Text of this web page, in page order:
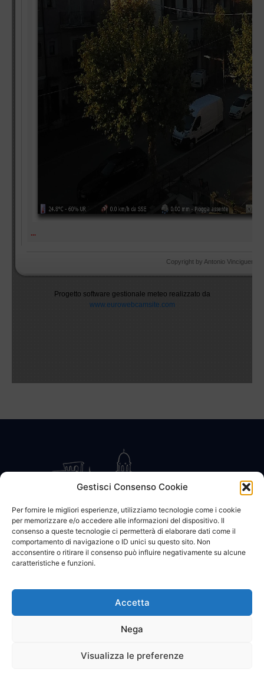
Gestisci Consenso Cookie
Per fornire le migliori esperienze, utilizziamo tecnologie come i cookie
per memorizzare e/o accedere alle informazioni del dispositivo. Il
consenso a queste tecnologie ci permetterà di elaborare dati come il
comportamento di navigazione o ID unici su questo sito. Non
acconsentire o ritirare il consenso può influire negativamente su alcune
caratteristiche e funzioni.
Accetta
Nega
Visualizza le preferenze
CONTATTACI COOKIE POLICY PRIVACY
© 2002 - 2026 SanBartolomeo.info :::: powered by Go Web snc |